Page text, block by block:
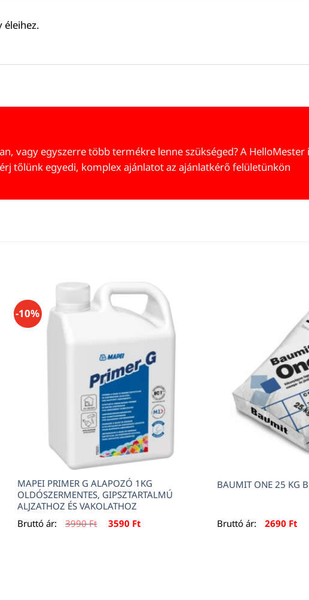
éleihez.
vagy egyszerre több termékre lenne szükséged? A HelloMester
tőlünk egyedi, komplex ajánlatot az ajánlatkérő felületünkön
-10%
MAPEI PRIMER G ALAPOZÓ 1KG
OLDÓSZERMENTES, GIPSZTARTALMÚ
ALJZATHOZ ÉS VAKOLATHOZ
Bruttó ár:
3990Ft Original
3590 FtCurrent
BAUMIT ONE 25 KG
Bruttó ár: 2690 Ft